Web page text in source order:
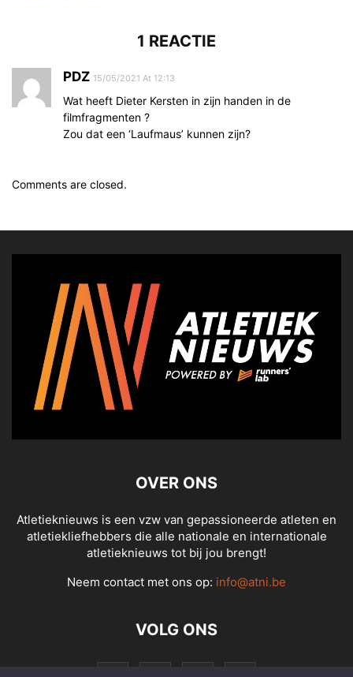
1 REACTIE
PDZ 15/05/2021 At 12:13
Wat heeft Dieter Kersten in zijn handen in de
filmfragmenten ?
Zou dat een ‘Laufmaus’ kunnen zijn?
Comments are closed.
OVER ONS
Atletieknieuws is een vzw van gepassioneerde atleten en
atletiekliefhebbers die alle nationale en internationale
atletieknieuws tot bij jou brengt!
Neem contact met ons op: info@atni.be
VOLG ONS